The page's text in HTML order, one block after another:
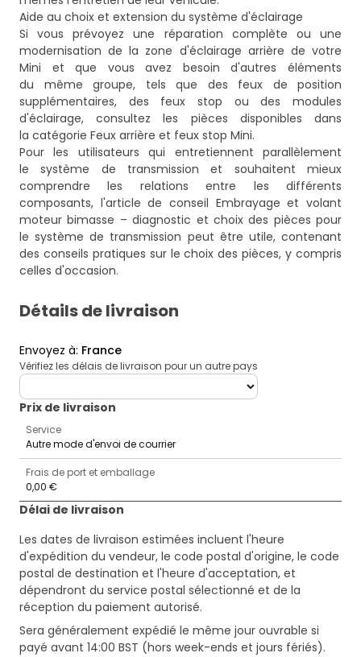
Aide au choix et extension du système d'éclairage
Si vous prévoyez une réparation complète ou une
modernisation de la zone d'éclairage arrière de votre
Mini et que vous avez besoin d'autres éléments
du même groupe, tels que des feux de position
supplémentaires, des feux stop ou des modules
d'éclairage, consultez les pièces disponibles dans
la catégorie Feux arrière et feux stop Mini.
Pour les utilisateurs qui entretiennent parallèlement
le système de transmission et souhaitent mieux
comprendre les relations entre les différents
composants, l'article de conseil Embrayage et volant
moteur bimasse – diagnostic et choix des pièces pour
le système de transmission peut être utile, contenant
des conseils pratiques sur le choix des pièces, y compris
celles d'occasion.
Détails de livraison
Envoyez à: France
Vérifiez les délais de livraison pour un autre pays
deliveryCountry
Prix ​​de livraison
Service
Autre mode d'envoi de courrier
Frais de port et emballage
0,00 €
Délai de livraison
Les dates de livraison estimées incluent l'heure
d'expédition du vendeur, le code postal d'origine, le code
postal de destination et l'heure d'acceptation, et
dépendront du service postal sélectionné et de la
réception du paiement autorisé.
Sera généralement expédié le même jour ouvrable si
payé avant 14:00 BST (hors week-ends et jours fériés).